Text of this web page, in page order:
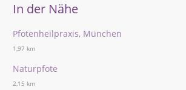
In der Nähe
Pfotenheilpraxis, München
1,97 km
Naturpfote
2,15 km